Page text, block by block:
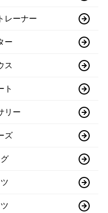
レーナー
ー
ス
ト
リー
ズ